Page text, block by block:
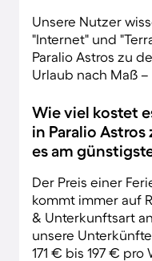
Unsere Nutzer
"Internet" und
Paralio Astros zu
Urlaub nach Maß
Wie viel kostet
in Paralio
es am
Der Preis einer
kommt immer auf
& Unterkunftsart
unsere
171 € bis 197 €